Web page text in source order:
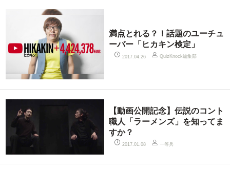
満点とれる？！話題のユーチュ
ーバー「ヒカキン検定」
2017.04.26 QuizKnock編集部
【動画公開記念】伝説のコント
職人「ラーメンズ」を知ってま
すか？
2017.01.08 一等兵